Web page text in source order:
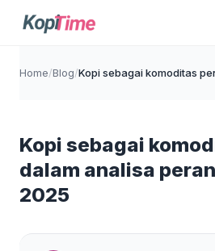
Home/Blog/Kopi sebagai komoditas
Kopi sebagai
dalam analisa
2025